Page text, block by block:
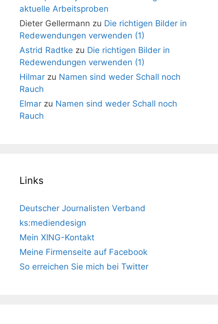
aktuelle Arbeitsproben
Dieter Gellermann zu Die richtigen Bilder in
Redewendungen verwenden (1)
Astrid Radtke zu Die richtigen Bilder in
Redewendungen verwenden (1)
Hilmar zu Namen sind weder Schall noch
Rauch
Elmar zu Namen sind weder Schall noch
Rauch
Links
Deutscher Journalisten Verband
ks:mediendesign
Mein XING-Kontakt
Meine Firmenseite auf Facebook
So erreichen Sie mich bei Twitter